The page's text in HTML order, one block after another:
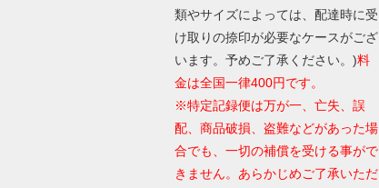
類やサイズによっては、配達時に受
け取りの捺印が必要なケースがござ
います。予めご了承ください。)料
金は全国一律400円です。
※特定記録便は万が一、亡失、誤
配、商品破損、盗難などがあった場
合でも、一切の補償を受ける事がで
きません。あらかじめご了承いただ